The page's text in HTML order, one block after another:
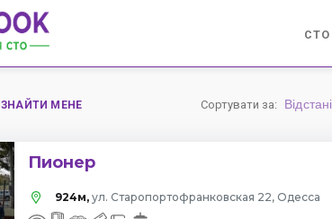
СТО
ЗНАЙТИ МЕНЕ Сортувати за: Відстані
Пионер
924м, ул. Старопортофранковская 22, Одесса